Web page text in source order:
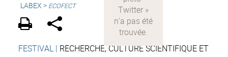
LABEX > ECOFECT
FESTIVAL | RECHERCHE, CULTURE SCIENTIFIQUE ET